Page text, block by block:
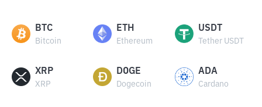
BTC
Bitcoin
ETH
Ethereum
USDT
Tether USDT
XRP
XRP
DOGE
Dogecoin
ADA
Cardano